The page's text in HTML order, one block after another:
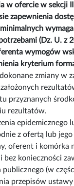
ofercie w sekcji
zapewnienia
(Dz. U. z
wymogów
kryterium
zmiany w
przyznanych
rezultatów.
epidemicznego
z ofertą lub
oferent i
konieczności
(w
przepisów